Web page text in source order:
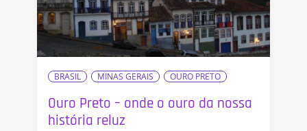
BRASIL MINAS GERAIS OURO PRETO
Ouro Preto – onde o ouro da nossa
história reluz